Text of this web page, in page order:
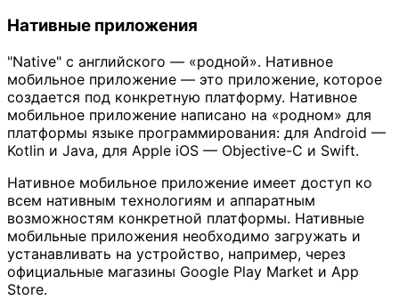
Нативные приложения
"Native" с английского — «родной». Нативное
мобильное приложение — это приложение, которое
создается под конкретную платформу. Нативное
мобильное приложение написано на «родном» для
платформы языке программирования: для Android —
Kotlin и Java, для Apple iOS — Objective-C и Swift.
Нативное мобильное приложение имеет доступ ко
всем нативным технологиям и аппаратным
возможностям конкретной платформы. Нативные
мобильные приложения необходимо загружать и
устанавливать на устройство, например, через
официальные магазины Google Play Market и App
Store.